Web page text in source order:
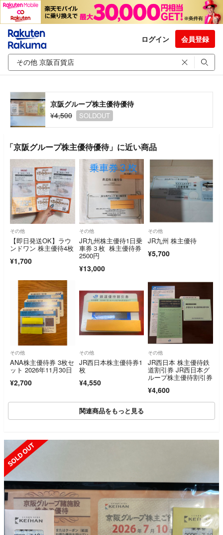
ログイン 会員登録
京阪グループ株主優待優待
¥4,500
SOLDOUT
「京阪グループ株主優待優待」に近い商品
その他
【即日発送OK】ラウ
ンドワン 株主優待4枚
¥1,700
その他
JR九州株主優待1日乗
車券３枚 株主優待券
2500円
¥13,000
その他
JR九州 株主優待
¥5,700
その他
ANA株主優待券 3枚セ
ット 2026年11月30日
¥2,700
その他
JR西日本株主優待券1
枚
¥4,550
その他
JR西日本 株主優待鉄
道割引券 JR西日本グ
ループ株主優待割引券
¥4,600
関連商品をもっと見る